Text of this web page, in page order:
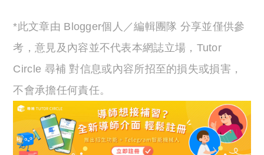
*此文章由 Blogger個人／編輯團隊 分享並僅供參
考，意見及內容並不代表本網誌立場，Tutor
Circle 尋補 對信息或內容所招至的損失或損害，
不會承擔任何責任。